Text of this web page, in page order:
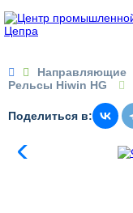
 Направляющие
Рельсы Hiwin HG
Поделиться в: